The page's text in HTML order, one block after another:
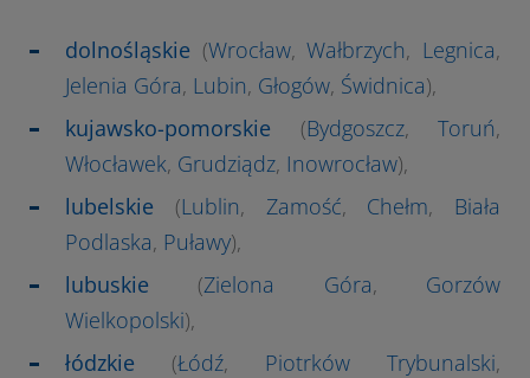
dolnośląskie (Wrocław,Wałbrzych, Legnica,
Jelenia Góra, Lubin, Głogów, Świdnica),
kujawsko-pomorskie (Bydgoszcz, Toruń,
Włocławek, Grudziądz, Inowrocław),
lubelskie (Lublin, Zamość, Chełm, Biała
Podlaska, Puławy),
lubuskie (Zielona Góra, Gorzów
Wielkopolski),
łódzkie (Łódź, Piotrków Trybunalski,